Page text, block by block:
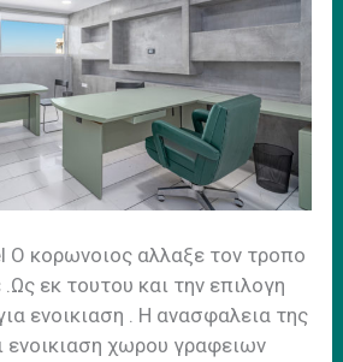
Ο κορωνοιος αλλαξε τον τροπο
εκ τουτου και την επιλογη
ενοικιαση . H ανασφαλεια της
ενοικιαση χωρου γραφειων